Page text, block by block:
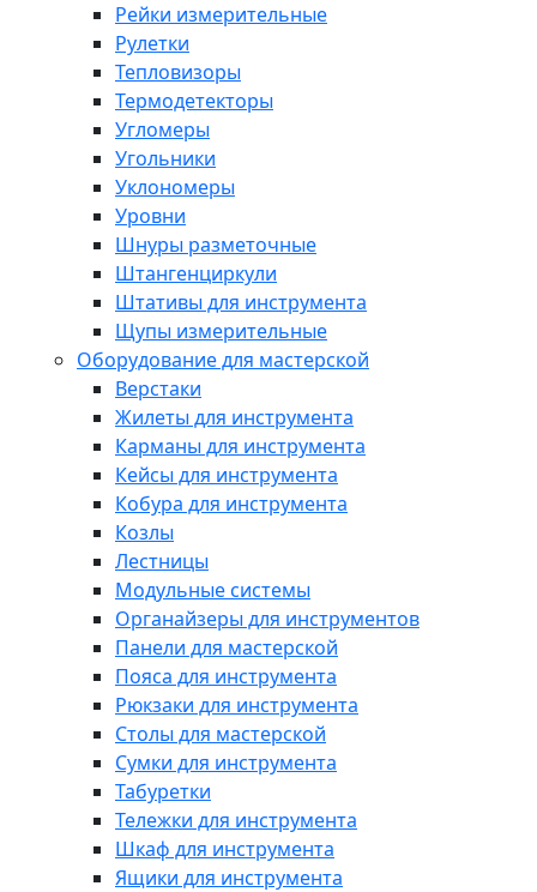
Рейки измерительные
Рулетки
Тепловизоры
Термодетекторы
Угломеры
Угольники
Уклономеры
Уровни
Шнуры разметочные
Штангенциркули
Штативы для инструмента
Щупы измерительные
Оборудование для мастерской
Верстаки
Жилеты для инструмента
Карманы для инструмента
Кейсы для инструмента
Кобура для инструмента
Козлы
Лестницы
Модульные системы
Органайзеры для инструментов
Панели для мастерской
Пояса для инструмента
Рюкзаки для инструмента
Столы для мастерской
Сумки для инструмента
Табуретки
Тележки для инструмента
Шкаф для инструмента
Ящики для инструмента